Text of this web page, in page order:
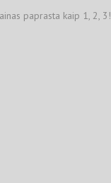
paprasta kaip 1, 2, 3!